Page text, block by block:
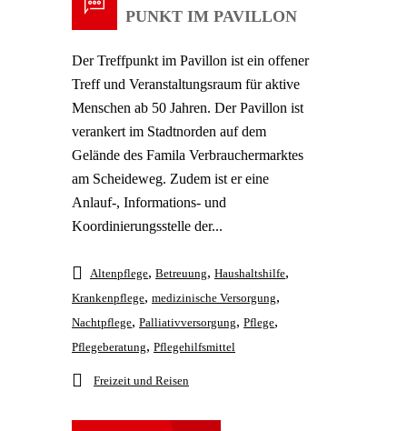
TREFFPUNKT IM PAVILLON
Der Treffpunkt im Pavillon ist ein offener
Treff und Veranstaltungsraum für aktive
Menschen ab 50 Jahren. Der Pavillon ist
verankert im Stadtnorden auf dem
Gelände des Famila Verbrauchermarktes
am Scheideweg. Zudem ist er eine
Anlauf-, Informations- und
Koordinierungsstelle der...
Altenpflege, Betreuung, Haushaltshilfe,
Krankenpflege, medizinische Versorgung,
Nachtpflege, Palliativversorgung, Pflege,
Pflegeberatung, Pflegehilfsmittel
Freizeit und Reisen